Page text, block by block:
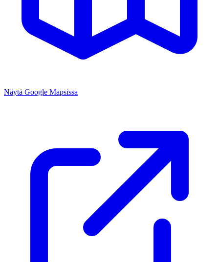
Näytä Google Mapsissa